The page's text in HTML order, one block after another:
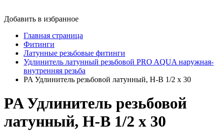
Добавить в избранное
Главная страница
Фитинги
Латунные резьбовые фитинги
Удлинитель латунный резьбовой PRO AQUA наружная-
внутренняя резьба
PA Удлинитель резьбовой латунный, Н-В 1/2 x 30
PA Удлинитель резьбовой
латунный, Н-В 1/2 x 30